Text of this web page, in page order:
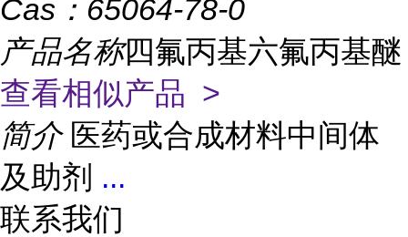
Cas： 65064-78-0
产品名称四氟丙基六氟丙基醚
查看相似产品 >
简介 医药或合成材料中间体
及助剂 ...
联系我们